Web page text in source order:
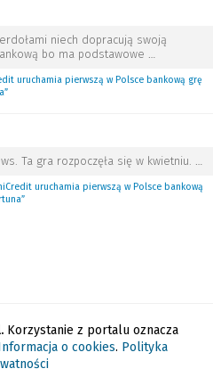
niech dopracują swoją
bo ma podstawowe …
uruchamia pierwszą w Polsce bankową grę
Ta gra rozpoczęła się w kwietniu. …
uruchamia pierwszą w Polsce bankową
Korzystanie z portalu oznacza
o cookies. Polityka